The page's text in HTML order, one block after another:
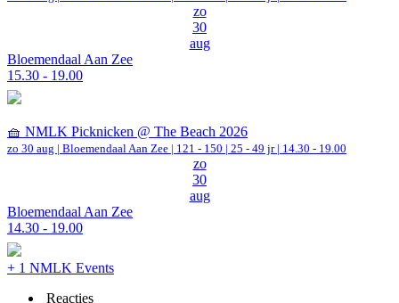
zo
30
aug
Bloemendaal Aan Zee
15.30 - 19.00
🧺 NMLK Picknicken @ The Beach 2026
zo 30 aug | Bloemendaal Aan Zee | 121 - 150 | 25 - 49 jr | 14.30 - 19.00
zo
30
aug
Bloemendaal Aan Zee
14.30 - 19.00
+ 1 NMLK Events
Reacties